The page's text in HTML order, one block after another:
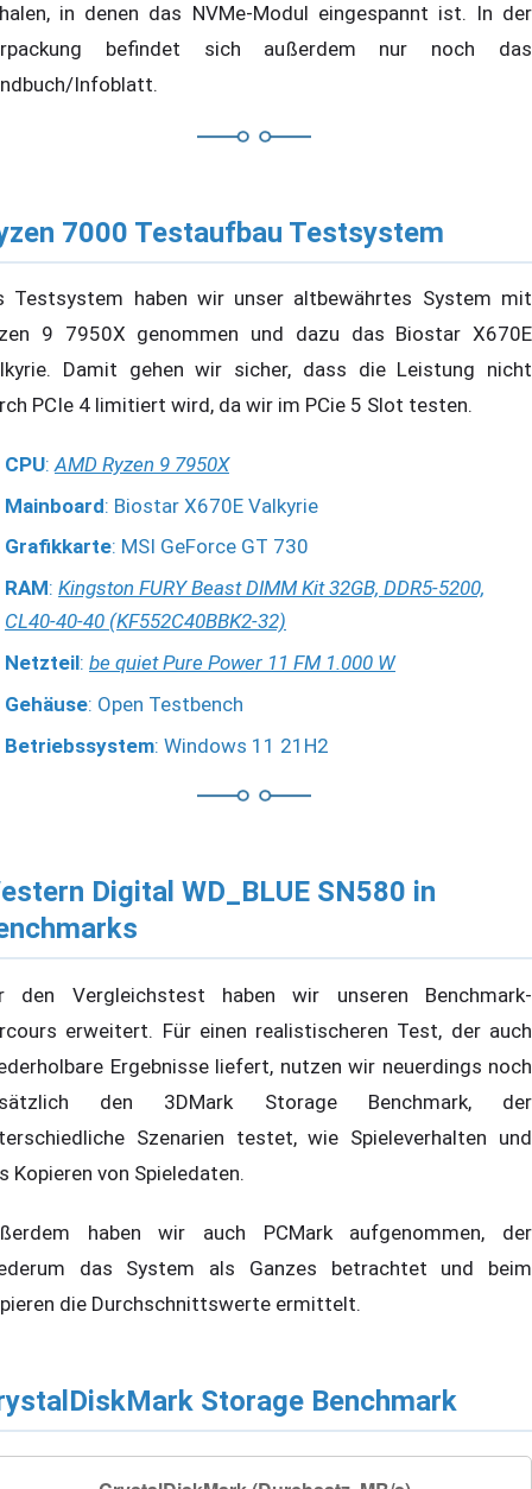
in denen das NVMe-Modul eingespannt ist. In der
befindet sich außerdem nur noch das
Infoblatt.
7000 Testaufbau Testsystem
Testsystem haben wir unser altbewährtes System mit
9 7950X genommen und dazu das Biostar X670E
Damit gehen wir sicher, dass die Leistung nicht
PCIe 4 limitiert wird, da wir im PCie 5 Slot testen.
CPU: AMD Ryzen 9 7950X
Mainboard: Biostar X670E Valkyrie
Grafikkarte: MSI GeForce GT 730
RAM: Kingston FURY Beast DIMM Kit 32GB, DDR5-5200,
CL40-40-40 (KF552C40BBK2-32)
Netzteil: be quiet Pure Power 11 FM 1.000 W
Gehäuse: Open Testbench
Betriebssystem: Windows 11 21H2
Digital WD_BLUE SN580 in
den Vergleichstest haben wir unseren Benchmark-
erweitert. Für einen realistischeren Test, der auch
Ergebnisse liefert, nutzen wir neuerdings noch
den 3DMark Storage Benchmark, der
Szenarien testet, wie Spieleverhalten und
Kopieren von Spieledaten.
haben wir auch PCMark aufgenommen, der
das System als Ganzes betrachtet und beim
die Durchschnittswerte ermittelt.
Storage Benchmark